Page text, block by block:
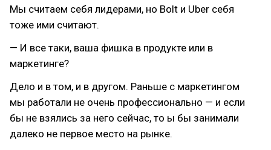
Мы считаем себя лидерами, но Bolt и Uber себя
тоже ими считают.
— И все таки, ваша фишка в продукте или в
маркетинге?
Дело и в том, и в другом. Раньше с маркетингом
мы работали не очень профессионально — и если
бы не взялись за него сейчас, то ы бы занимали
далеко не первое место на рынке.